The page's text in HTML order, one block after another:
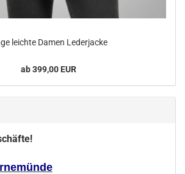
leich­te Damen Le­der­ja­cke
ab 399,00 EUR